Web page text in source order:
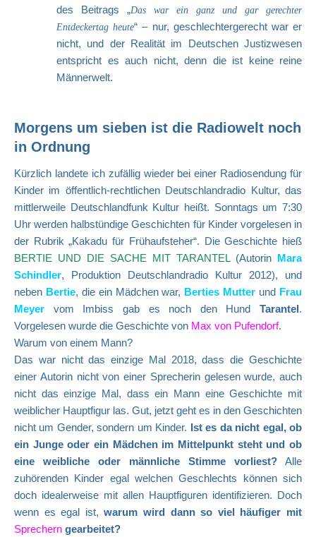
des Beitrags „Das war ein ganz und gar gerechter
Entdeckertag heute“ – nur, geschlechtergerecht war er
nicht, und der Realität im Deutschen Justizwesen
entspricht es auch nicht, denn die ist keine reine
Männerwelt.
Morgens um sieben ist die Radiowelt noch
in Ordnung
Kürzlich landete ich zufällig wieder bei einer Radiosendung für
Kinder im öffentlich-rechtlichen Deutschlandradio Kultur, das
mittlerweile Deutschlandfunk Kultur heißt. Sonntags um 7:30
Uhr werden halbstündige Geschichten für Kinder vorgelesen in
der Rubrik „Kakadu für Frühaufsteher“. Die Geschichte hieß
BERTIE UND DIE SACHE MIT TARANTEL(Autorin Mara
Schindler, Produktion Deutschlandradio Kultur 2012), und
neben Bertie, die ein Mädchen war, Berties Mutter und Frau
Meyer vom Imbiss gab es noch den Hund Tarantel.
Vorgelesen wurde die Geschichte von Max von Pufendorf.
Warum von einem Mann?
Das war nicht das einzige Mal 2018, dass die Geschichte
einer Autorin nicht von einer Sprecherin gelesen wurde, auch
nicht das einzige Mal, dass ein Mann eine Geschichte mit
weiblicher Hauptfigur las. Gut, jetzt geht es in den Geschichten
nicht um Gender, sondern um Kinder. Ist es da nicht egal, ob
ein Junge oder ein Mädchen im Mittelpunkt steht und ob
eine weibliche oder männliche Stimme vorliest? Alle
zuhörenden Kinder egal welchen Geschlechts können sich
doch idealerweise mit allen Hauptfiguren identifizieren. Doch
wenn es egal ist,warum wird dann so viel häufiger mit
Sprechern gearbeitet?